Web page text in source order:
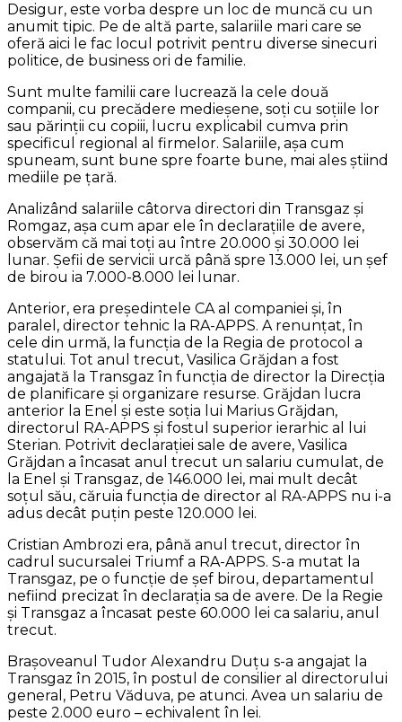
Desigur, este vorba despre un loc de muncă cu un
anumit tipic. Pe de altă parte, salariile mari care se
oferă aici le fac locul potrivit pentru diverse sinecuri
politice, de business ori de familie.
Sunt multe familii care lucrează la cele două
companii, cu precădere medieşene, soţi cu soţiile lor
sau părinţii cu copiii, lucru explicabil cumva prin
specificul regional al firmelor. Salariile, aşa cum
spuneam, sunt bune spre foarte bune, mai ales ştiind
mediile pe ţară.
Analizând salariile câtorva directori din Transgaz şi
Romgaz, aşa cum apar ele în declaraţiile de avere,
observăm că mai toţi au între 20.000 şi 30.000 lei
lunar. Șefii de servicii urcă până spre 13.000 lei, un şef
de birou ia 7.000-8.000 lei lunar.
Anterior, era preşedintele CA al companiei şi, în
paralel, director tehnic la RA-APPS. A renunţat, în
cele din urmă, la funcţia de la Regia de protocol a
statului. Tot anul trecut, Vasilica Grăjdan a fost
angajată la Transgaz în funcţia de director la Direcţia
de planificare şi organizare resurse. Grăjdan lucra
anterior la Enel şi este soţia lui Marius Grăjdan,
directorul RA-APPS şi fostul superior ierarhic al lui
Sterian. Potrivit declaraţiei sale de avere, Vasilica
Grăjdan a încasat anul trecut un salariu cumulat, de
la Enel şi Transgaz, de 146.000 lei, mai mult decât
soţul său, căruia funcţia de director al RA-APPS nu i-a
adus decât puţin peste 120.000 lei.
Cristian Ambrozi era, până anul trecut, director în
cadrul sucursalei Triumf a RA-APPS. S-a mutat la
Transgaz, pe o funcţie de şef birou, departamentul
nefiind precizat în declaraţia sa de avere. De la Regie
şi Transgaz a încasat peste 60.000 lei ca salariu, anul
trecut.
Braşoveanul Tudor Alexandru Duţu s-a angajat la
Transgaz în 2015, în postul de consilier al directorului
general, Petru Văduva, pe atunci. Avea un salariu de
peste 2.000 euro – echivalent în lei.